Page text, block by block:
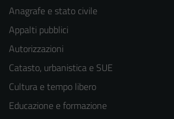
Anagrafe e stato civile
Appalti pubblici
Autorizzazioni
Catasto, urbanistica e SUE
Cultura e tempo libero
Educazione e formazione